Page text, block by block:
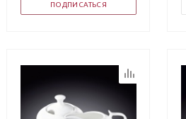
ПОДПИСАТЬСЯ